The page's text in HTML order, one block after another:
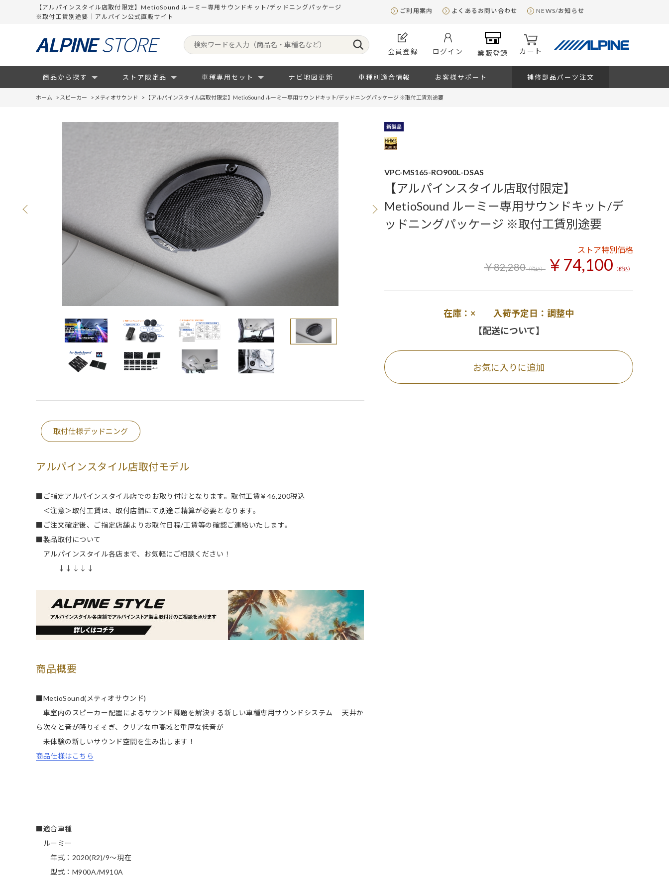
【アルパインスタイル店取付限定】MetioSound ルーミー専用サウンドキット/デッドニングパッケージ
※取付工賃別途要｜アルパイン公式直販サイト
ご利用案内 よくあるお問い合わせ NEWS/お知らせ
会員登録 ログイン 業販登録 カート
商品から探す ストア限定品 車種専用セット ナビ地図更新 車種別適合情報 お客様サポート 補修部品パーツ注文
ホーム > スピーカー > メティオサウンド > 【アルパインスタイル店取付限定】MetioSound ルーミー専用サウンドキット/デッドニングパッケージ ※取付工賃別途要
取付仕様デッドニング
アルパインスタイル店取付モデル
■ご指定アルパインスタイル店でのお取り付けとなります。取付工賃￥46,200税込
＜注意＞取付工賃は、取付店舗にて別途ご精算が必要となります。
■ご注文確定後、ご指定店舗よりお取付日程/工賃等の確認ご連絡いたします。
■製品取付について
アルパインスタイル各店まで、お気軽にご相談ください！
↓↓↓↓↓
商品概要
■MetioSound(メティオサウンド)
車室内のスピーカー配置によるサウンド課題を解決する新しい車種専用サウンドシステム 天井か
ら次々と音が降りそそぎ、クリアな中高域と重厚な低音が
未体験の新しいサウンド空間を生み出します！
商品仕様はこちら
■適合車種
ルーミー
年式：2020(R2)/9～現在
型式：M900A/M910A
VPC-MS165-RO900L-DSAS
【アルパインスタイル店取付限定】
MetioSound ルーミー専用サウンドキット/デ
ッドニングパッケージ ※取付工賃別途要
ストア特別価格
￥82,280（税込） ￥74,100 （税込）
在庫：× 入荷予定日：調整中
【配送について】
お気に入りに追加